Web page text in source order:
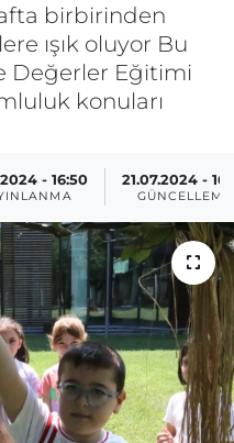
birbirinden
ışık oluyor Bu
Değerler Eğitimi
konuları
- 16:50 21.07.2024 -
GÜNCELLEME